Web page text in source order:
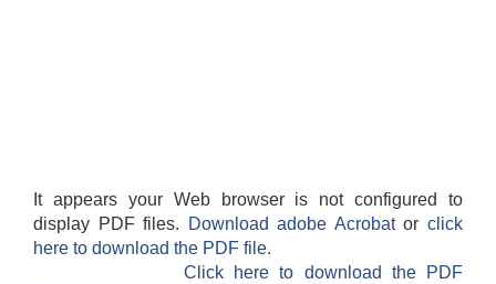
It appears your Web browser is not configured to
display PDF files.
Download adobe Acrobatorclick
here to download the PDF file.
Click here to download the PDF